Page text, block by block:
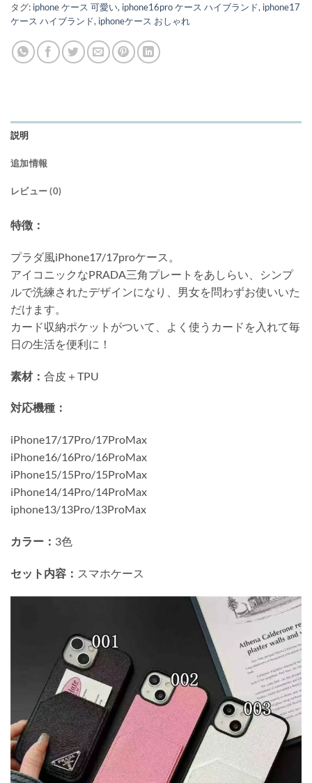
タグ: iphone ケース 可愛い, iphone16pro ケース ハイブランド, iphone17
ケース ハイブランド, iphoneケース おしゃれ
説明
追加情報
レビュー (0)
特徴：
プラダ風iPhone17/17proケース。
アイコニックなPRADA三角プレートをあしらい、シンプ
ルで洗練されたデザインになり、男女を問わずお使いいた
だけます。
カード収納ポケットがついて、よく使うカードを入れて毎
日の生活を便利に！
素材： 合皮＋TPU
対応機種：
iPhone17/17Pro/17ProMax
iPhone16/16Pro/16ProMax
iPhone15/15Pro/15ProMax
iPhone14/14Pro/14ProMax
iphone13/13Pro/13ProMax
カラー： 3色
セット内容： スマホケース